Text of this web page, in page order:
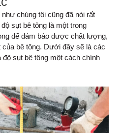
chúng tôi cũng đã nói rất
sụt bê tông là một trong
để đảm bảo được chất lượng,
bê tông. Dưới đây sẽ là các
sụt bê tông một cách chính